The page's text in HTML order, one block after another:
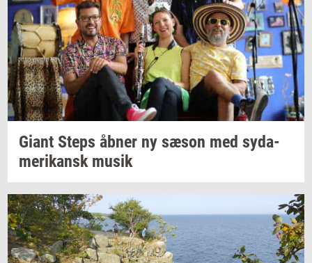
Giant Steps åbner ny sæson med sy­da­
me­ri­kanskmusik